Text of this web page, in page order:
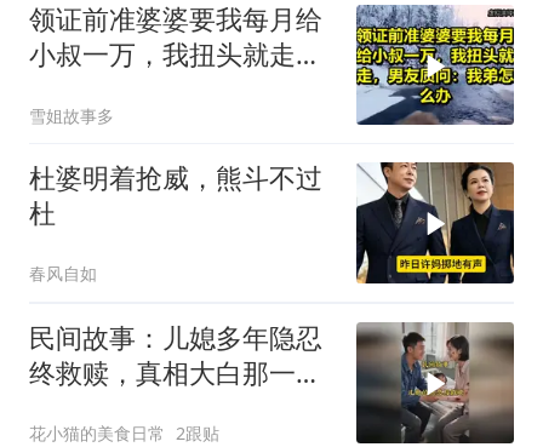
领证前准婆婆要我每月给
小叔一万，我扭头就走，
雪姐故事多
杜婆明着抢威，熊斗不过
杜
春风自如
民间故事：儿媳多年隐忍
终救赎，真相大白那一刻
花小猫的美食日常 2跟贴